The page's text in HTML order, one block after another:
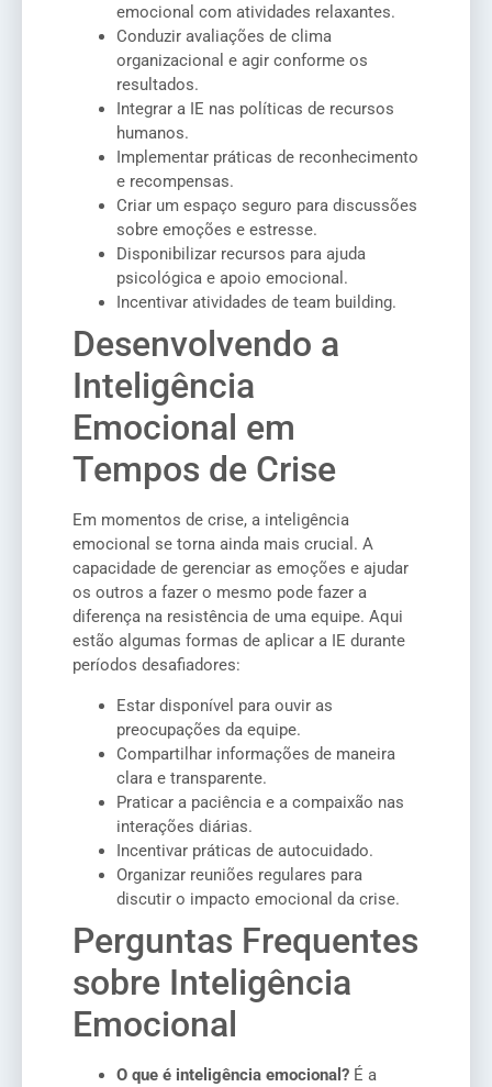
emocional com atividades relaxantes.
Conduzir avaliações de clima
organizacional e agir conforme os
resultados.
Integrar a IE nas políticas de recursos
humanos.
Implementar práticas de reconhecimento
e recompensas.
Criar um espaço seguro para discussões
sobre emoções e estresse.
Disponibilizar recursos para ajuda
psicológica e apoio emocional.
Incentivar atividades de team building.
Desenvolvendo a
Inteligência
Emocional em
Tempos de Crise
Em momentos de crise, a inteligência
emocional se torna ainda mais crucial. A
capacidade de gerenciar as emoções e ajudar
os outros a fazer o mesmo pode fazer a
diferença na resistência de uma equipe. Aqui
estão algumas formas de aplicar a IE durante
períodos desafiadores:
Estar disponível para ouvir as
preocupações da equipe.
Compartilhar informações de maneira
clara e transparente.
Praticar a paciência e a compaixão nas
interações diárias.
Incentivar práticas de autocuidado.
Organizar reuniões regulares para
discutir o impacto emocional da crise.
Perguntas Frequentes
sobre Inteligência
Emocional
O que é inteligência emocional? É a